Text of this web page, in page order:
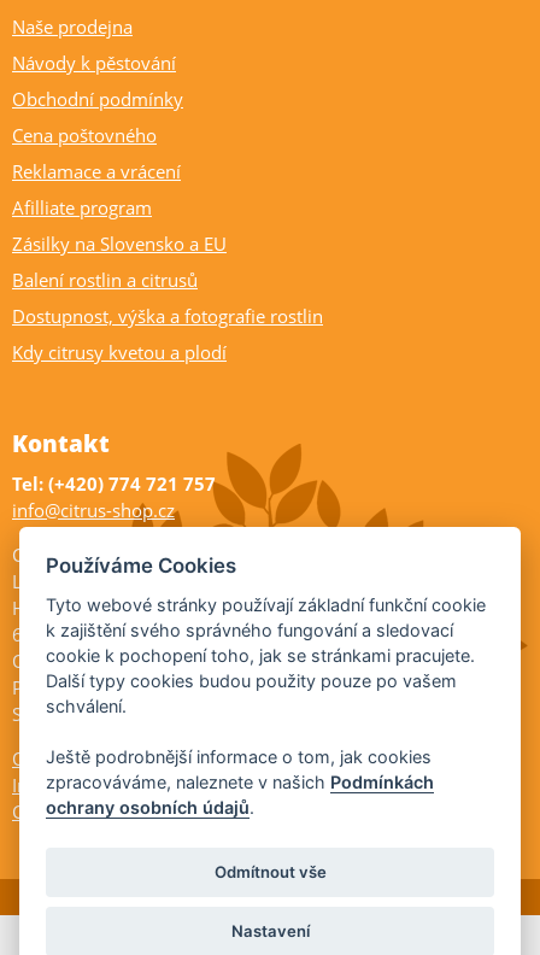
Naše prodejna
Návody k pěstování
Obchodní podmínky
Cena poštovného
Reklamace a vrácení
Afilliate program
Zásilky na Slovensko a EU
Balení rostlin a citrusů
Dostupnost, výška a fotografie rostlin
Kdy citrusy kvetou a plodí
Kontakt
Tel: (+420) 774 721 757
info@citrus-shop.cz
Citrus shop zahradnictví
Legionářů 2
Hodonín
695 01
Otevřeno:
Po-Pá 9-17
So 9-11:30
Ochrana osobních údajů
Informace ÚKZÚZ
Cookies
Používáme Cookies
Tyto webové stránky používají základní funkční cookie
k zajištění svého správného fungování a sledovací
cookie k pochopení toho, jak se stránkami pracujete.
Další typy cookies budou použity pouze po vašem
schválení.
Ještě podrobnější informace o tom, jak cookies
zpracováváme, naleznete v našich Podmínkách
ochrany osobních údajů.
Odmítnout vše
Nastavení